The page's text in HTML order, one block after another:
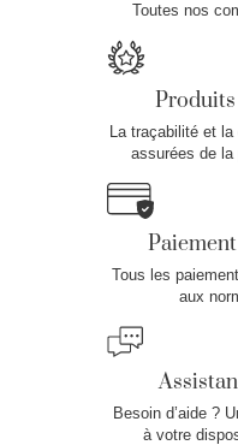
Toutes nos
Produits
La traçabilité et
assurées de la
Tous les
aux
Besoin d’aide ?
à votre